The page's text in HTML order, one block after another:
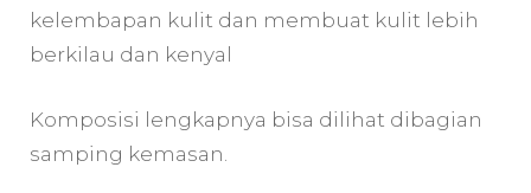
kelembapan kulit dan membuat kulit lebih
berkilau dan kenyal
Komposisi lengkapnya bisa dilihat dibagian
samping kemasan.